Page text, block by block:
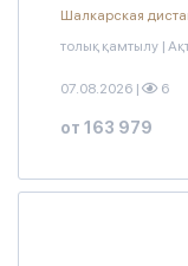
Шалкарская
толық қамтылу |
07.08.2026 | 6
от 163 979